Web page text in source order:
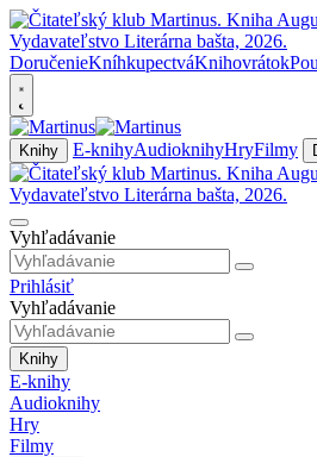
DoručenieKníhkupectváKnihovrátok
Knihy E-knihyAudioknihyHryFilmy
Vyhľadávanie
Prihlásiť
Vyhľadávanie
Knihy
E-knihy
Audioknihy
Hry
Filmy